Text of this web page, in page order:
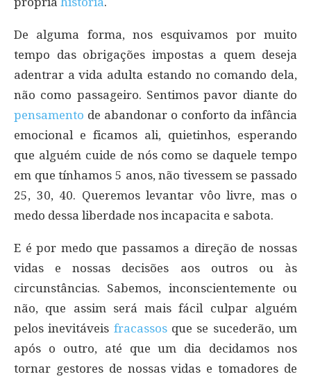
De alguma forma, nos esquivamos por muito
tempo das obrigações impostas a quem deseja
adentrar a vida adulta estando no comando dela,
não como passageiro. Sentimos pavor diante do
pensamento de abandonar o conforto da infância
emocional e ficamos ali, quietinhos, esperando
que alguém cuide de nós como se daquele tempo
em que tínhamos 5 anos, não tivessem se passado
25, 30, 40. Queremos levantar vôo livre, mas o
medo dessa liberdade nos incapacita e sabota.
E é por medo que passamos a direção de nossas
vidas e nossas decisões aos outros ou às
circunstâncias. Sabemos, inconscientemente ou
não, que assim será mais fácil culpar alguém
pelos inevitáveis fracassosque se sucederão, um
após o outro, até que um dia decidamos nos
tornar gestores de nossas vidas e tomadores de